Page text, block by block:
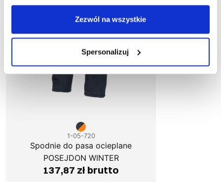
Zezwól na wszystkie
Spersonalizuj
1-05-720
Spodnie do pasa ocieplane
POSEJDON WINTER
137,87 zł brutto